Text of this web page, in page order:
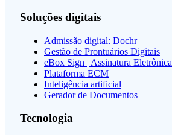
Soluções digitais
Admissão digital: Dochr
Gestão de Prontuários Digitais
eBox Sign | Assinatura Eletrônica
Plataforma ECM
Inteligência artificial
Gerador de Documentos
Tecnologia